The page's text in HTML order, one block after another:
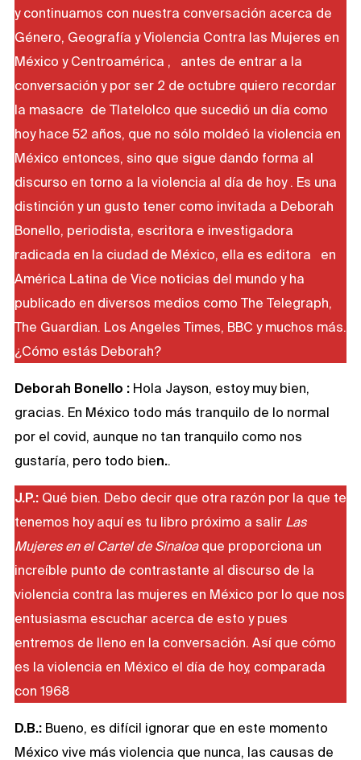
y continuamos con nuestra conversación acerca de
Género, Geografía y Violencia Contra las Mujeres en
México y Centroamérica , antes de entrar a la
conversación y por ser 2 de octubre quiero recordar
la masacre de Tlatelolco que sucedió un día como
hoy hace 52 años, que no sólo moldeó la violencia en
México entonces, sino que sigue dando forma al
discurso en torno a la violencia al día de hoy . Es una
distinción y un gusto tener como invitada a Deborah
Bonello, periodista, escritora e investigadora
radicada en la ciudad de México, ella es editora en
América Latina de Vice noticias del mundo y ha
publicado en diversos medios como The Telegraph,
The Guardian. Los Angeles Times, BBC y muchos más.
¿Cómo estás Deborah?
Deborah Bonello : Hola Jayson, estoy muy bien,
gracias. En México todo más tranquilo de lo normal
por el covid, aunque no tan tranquilo como nos
gustaría, pero todo bien..
J.P.: Qué bien. Debo decir que otra razón por la que te
tenemos hoy aquí es tu libro próximo a salir Las
Mujeres en el Cartel de Sinaloaque proporciona un
increíble punto de contrastante al discurso de la
violencia contra las mujeres en México por lo que nos
entusiasma escuchar acerca de esto y pues
entremos de lleno en la conversación. Así que cómo
es la violencia en México el día de hoy, comparada
con 1968
D.B.: Bueno, es difícil ignorar que en este momento
México vive más violencia que nunca, las causas de